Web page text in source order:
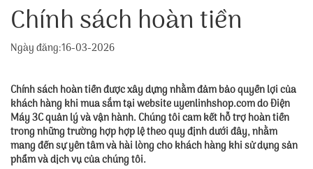
Chính sách hoàn tiền
Ngày đăng:16-03-2026
Chính sách hoàn tiền được xây dựng nhằm đảm bảo quyền lợi của
khách hàng khi mua sắm tại websiteuyenlinhshop.comdo Điện
Máy 3C quản lý và vận hành. Chúng tôi cam kết hỗ trợ hoàn tiền
trong những trường hợp hợp lệ theo quy định dưới đây, nhằm
mang đến sự yên tâm và hài lòng cho khách hàng khi sử dụng sản
phẩm và dịch vụ của chúng tôi.